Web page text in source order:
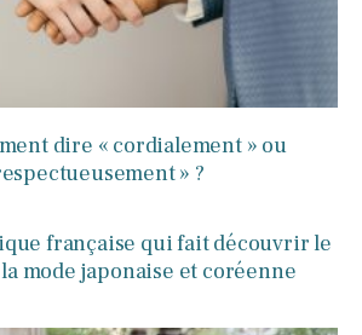
dire « cordialement » ou
» ?
française qui fait découvrir le
mode japonaise et coréenne